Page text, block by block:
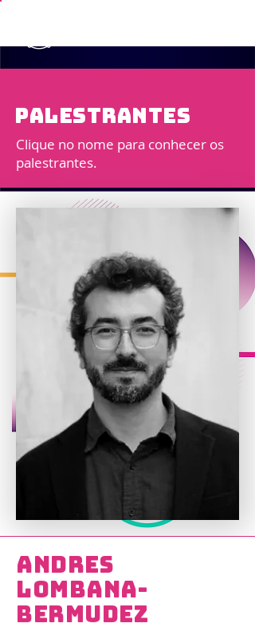
Palestrantes
Clique no nome para conhecer os
palestrantes.
Andres
Lombana-
Bermudez